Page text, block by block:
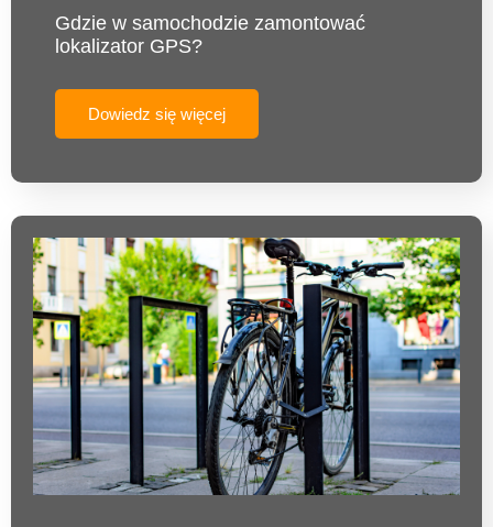
Gdzie w samochodzie zamontować
lokalizator GPS?
Dowiedz się więcej